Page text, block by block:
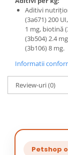
Aditivi
(3a671) 200
1 mg, biotină
(3b504) 2.4
(3b106) 8 mg.
Informatii
Review-uri(0)
Petshop